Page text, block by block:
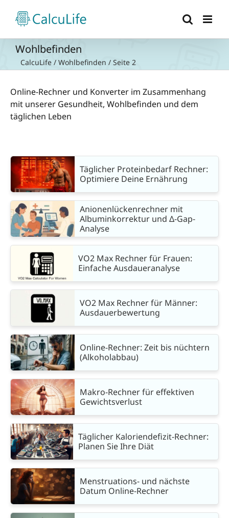
Inhalt
springen
Wohlbefinden
CalcuLife / Wohlbefinden / Seite 2
Online-Rechner und Konverter im Zusammenhang
mit unserer Gesundheit, Wohlbefinden und dem
täglichen Leben
Täglicher Proteinbedarf Rechner:
Optimiere Deine Ernährung
Anionenlückenrechner mit
Albuminkorrektur und Δ-Gap-
Analyse
VO2 Max Rechner für Frauen:
Einfache Ausdaueranalyse
VO2 Max Rechner für Männer:
Ausdauerbewertung
Online-Rechner: Zeit bis nüchtern
(Alkoholabbau)
Makro-Rechner für effektiven
Gewichtsverlust
Täglicher Kaloriendefizit-Rechner:
Planen Sie Ihre Diät
Menstruations- und nächste
Datum Online-Rechner